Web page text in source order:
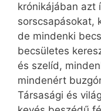
krónikájában azt
sorscsapásokat,
de mindenki
becsületes
és szelíd,
mindenért
Társasági és